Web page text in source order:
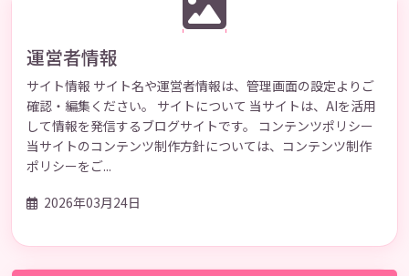
運営者情報
サイト情報 サイト名や運営者情報は、管理画面の設定よりご
確認・編集ください。 サイトについて 当サイトは、AIを活用
して情報を発信するブログサイトです。 コンテンツポリシー
当サイトのコンテンツ制作方針については、コンテンツ制作
ポリシーをご...
2026年03月24日